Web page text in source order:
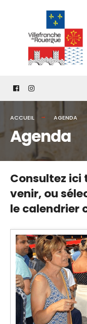
content
ACCUEIL AGENDA
Agenda
Consultez ici
venir,ou
le calendrier